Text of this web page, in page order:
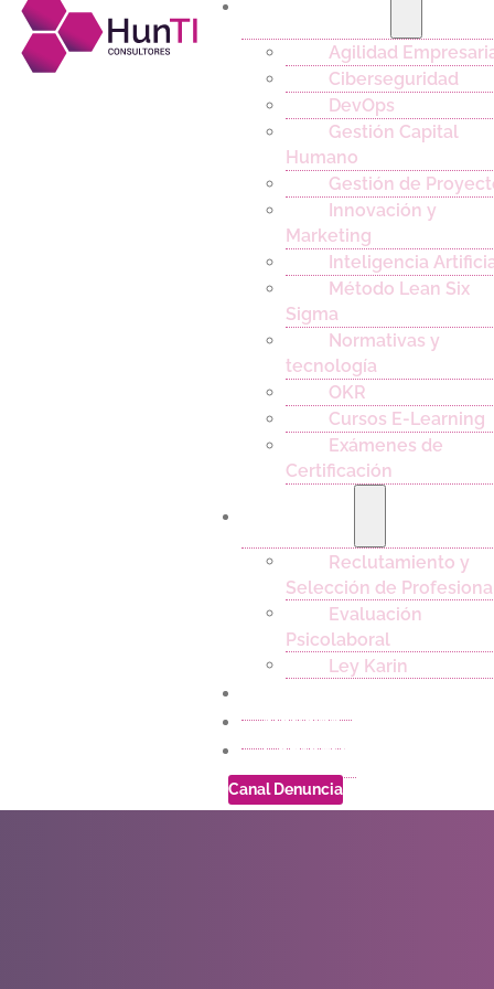
Agilidad
Ciberseguridad
DevOps
Gestión Capital
Humano
Gestión de
Innovación y
Marketing
Inteligencia
Método Lean Six
Sigma
Normativas y
tecnología
OKR
Cursos E-Learning
Exámenes de
Certificación
Reclutamiento y
Selección de
Evaluación
Psicolaboral
Ley Karin
Noticias
Contacto
Canal Denuncia